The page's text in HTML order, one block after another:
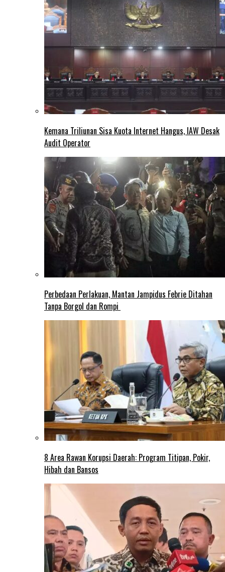
Kemana Triliunan Sisa Kuota Internet Hangus, IAW Desak
Audit Operator
Perbedaan Perlakuan, Mantan Jampidus Febrie Ditahan
Tanpa Borgol dan Rompi
8 Area Rawan Korupsi Daerah: Program Titipan, Pokir,
Hibah dan Bansos